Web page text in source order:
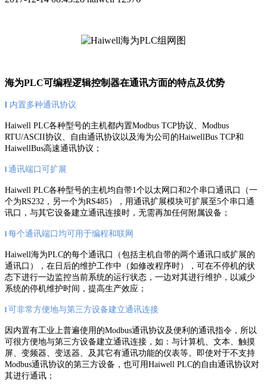
海为PLC可编程逻辑控制器在通讯方面的特点及优势
l 内置多种通讯协议
Haiwell PLC各种型号的主机都内置Modbus TCP协议、Modbus
RTU/ASCII协议、自由通讯协议以及海为公司的HaiwellBus TCP和
HaiwellBus高速通讯协议；
l 通讯端口可扩展
Haiwell PLC各种型号的主机均自带1个以太网口和2个串口通讯口（一
个为RS232，另一个为RS485），用通讯扩展模块可扩展至5个串口通
讯口，与其它设备建立通讯连接时，无需再加任何附属设备；
l 每个通讯端口均可用于编程和联网
Haiwell海为PLC的每个通讯口（包括主机自带的两个通讯口或扩展的
通讯口），在日后的维护工作中（如修改程序时），可在不停机的状
态下进行一边监控当前系统的运行状态，一边对其进行维护，以减少
系统的停机维护时间，提高生产效应；
l 可非常方便地与第三方设备建立通讯连接
因内置有工业上普遍使用的Modbus通讯协议及便利的通讯指令，所以
可很方便地与第三方设备建立通讯连接，如：与计算机、文本、触摸
屏、变频器、变送器、及其它有通讯功能的仪表等。即使对于不支持
Modbus通讯协议的第三方设备，也可用Haiwell PLC的自由通讯协议对
其进行通讯；